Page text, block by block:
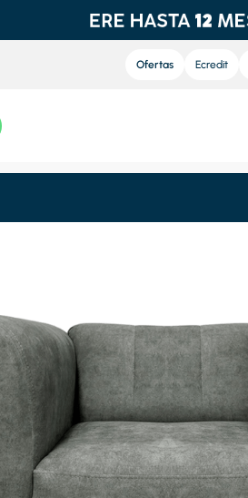
Ofertas Ecredit
2.
moto
6.
lavadora
refrigeradora
celulares
9.
cocina
10. congelador